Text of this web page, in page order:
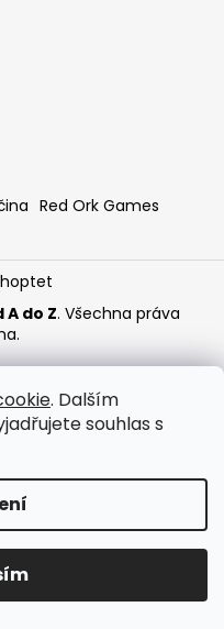
. Dalším
souhlas s
Red Ork Games
do Z. Všechna práva